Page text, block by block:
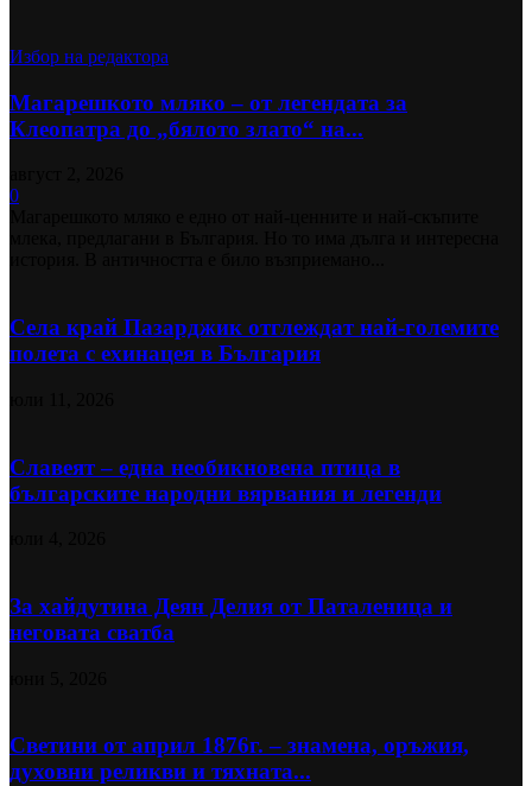
Избор на редактора
Магарешкото мляко – от легендата за
Клеопатра до „бялото злато“ на...
0
Села край Пазарджик отглеждат най-големите
полета с ехинацея в България
Славеят – една необикновена птица в
българските народни вярвания и легенди
За хайдутина Деян Делия от Паталеница и
неговата сватба
Светини от април 1876г. – знамена, оръжия,
духовни реликви и тяхната...